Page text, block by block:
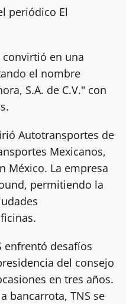
periódico El
convirtió en una
el nombre
S.A. de C.V." con
Autotransportes de
Mexicanos,
México. La empresa
permitiendo la
enfrentó desafíos
del consejo
en tres años.
bancarrota, TNS se